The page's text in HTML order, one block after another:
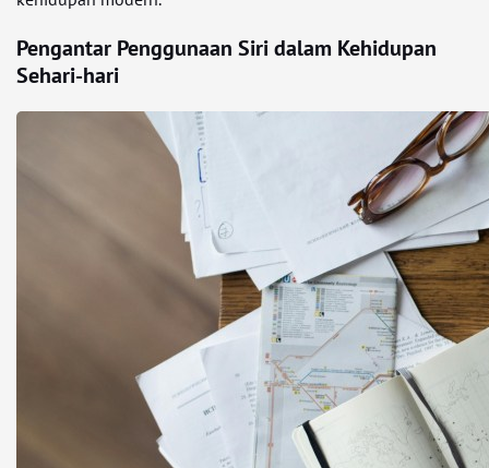
Pengantar Penggunaan Siri dalam Kehidupan
Sehari-hari